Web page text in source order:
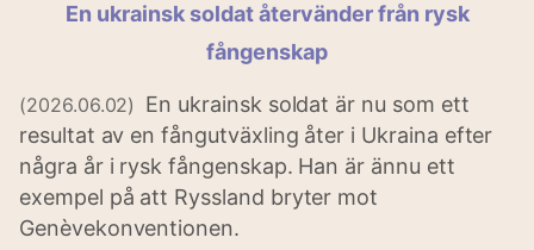
En ukrainsk soldat återvänder från rysk
fångenskap
(2026.06.02) En ukrainsk soldat är nu som ett
resultat av en fångutväxling åter i Ukraina efter
några år i rysk fångenskap. Han är ännu ett
exempel på att Ryssland bryter mot
Genèvekonventionen.